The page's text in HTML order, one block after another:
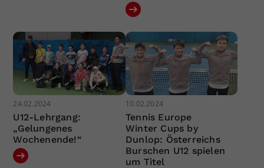
24.02.2024
U12-Lehrgang:
„Gelungenes
Wochenende!“
10.02.2024
Tennis Europe
Winter Cups by
Dunlop: Österreichs
Burschen U12 spielen
um Titel